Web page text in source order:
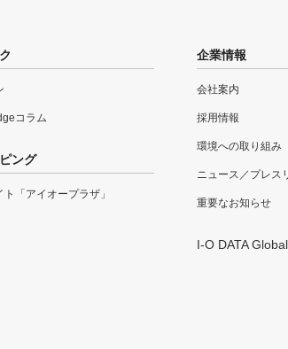
コラム
ング
ト「アイオープラザ」
企業情報
会社案内
採用情報
環境への取り組み
ニュース／プレス
重要なお知らせ
I-O DATA Global